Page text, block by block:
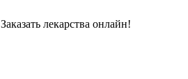
Заказать лекарства онлайн!